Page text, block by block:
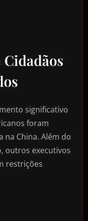
Cidadãos
significativo
foram
na China. Além do
outros executivos
restrições